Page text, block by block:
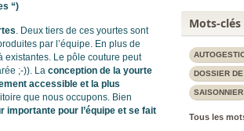
“)
. Deux tiers de ces yourtes sont
par l’équipe. En plus de
existantes. Le pôle couture peut
;-)). La conception de la yourte
accessible et la plus
que nous occupons. Bien
importante pour l’équipe et se fait
Mots-clés
DOSSIER
SAISONNIER
Tous les